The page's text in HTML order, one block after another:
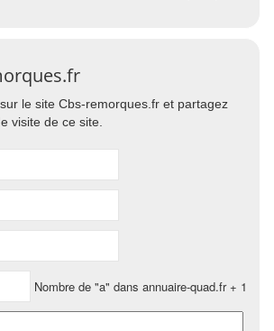
le site Cbs-remorques.fr et partagez
visite de ce site.
Nombre de "a" dans annuaire-quad.fr + 1